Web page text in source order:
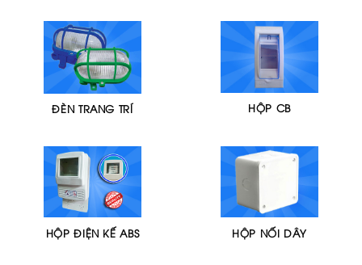
ĐÈN TRANG TRÍ HỘP CB
HỘP ĐIỆN KẾ ABS HỘP NỐI DÂY